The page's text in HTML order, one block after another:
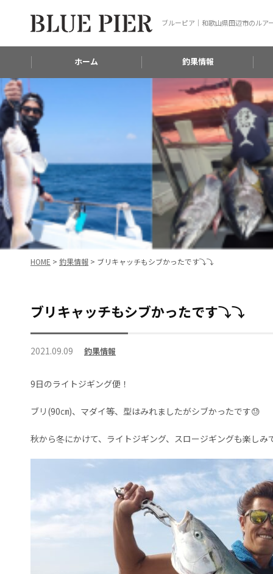
ブルーピア｜和歌山県田辺市のルア
ホーム 釣果情報
HOME > 釣果情報 > ブリキャッチもシブかったです⤵⤵
ブリキャッチもシブかったです⤵⤵
2021.09.09 釣果情報
9日のライトジギング便！
ブリ(90㎝)、マダイ等、型はみれましたがシブかったです😓
秋から冬にかけて、ライトジギング、スロージギングも楽しみ